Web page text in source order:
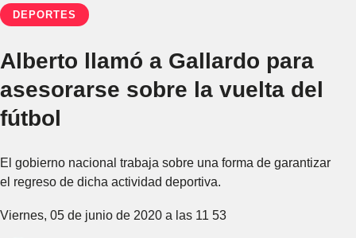
DEPORTES
Alberto llamó a Gallardo para
asesorarse sobre la vuelta del
fútbol
El gobierno nacional trabaja sobre una forma de garantizar
el regreso de dicha actividad deportiva.
Viernes, 05 de junio de 2020 a las 11 53